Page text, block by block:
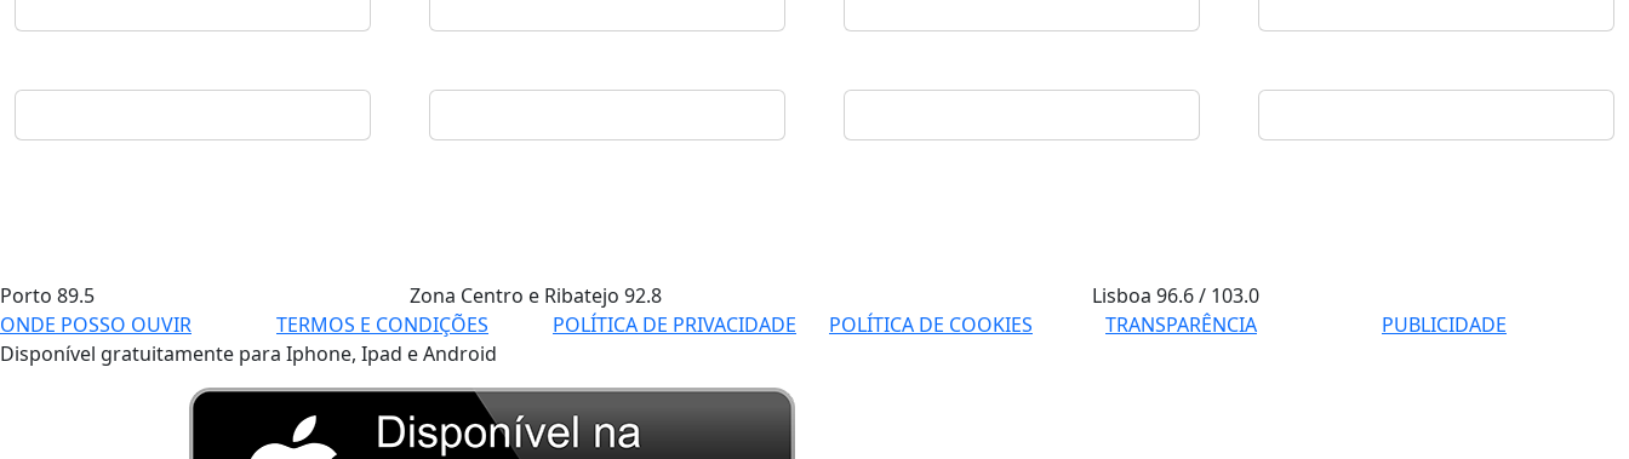
Porto 89.5 Zona Centro e Ribatejo 92.8 Lisboa96.6 / 103.0
ONDE POSSO OUVIR
TERMOS E CONDIÇÕES POLÍTICA DE PRIVACIDADE POLÍTICA DE COOKIES TRANSPARÊNCIA
PUBLICIDADE
Disponível gratuitamente para Iphone, Ipad e Android